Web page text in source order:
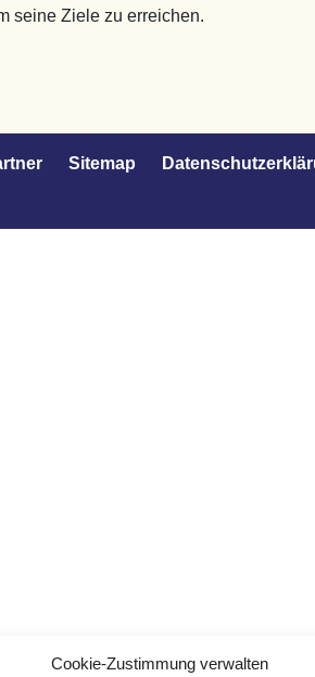
Cookie-Zustimmung verwalten
seine Ziele zu erreichen.
Sitemap